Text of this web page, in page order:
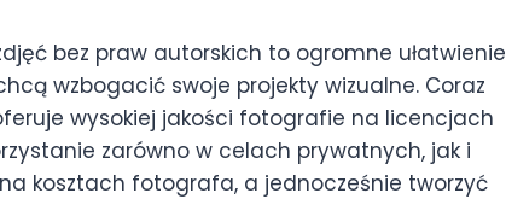
bez praw autorskich to ogromne ułatwienie
wzbogacić swoje projekty wizualne. Coraz
wysokiej jakości fotografie na licencjach
zarówno w celach prywatnych, jak i
kosztach fotografa, a jednocześnie tworzyć